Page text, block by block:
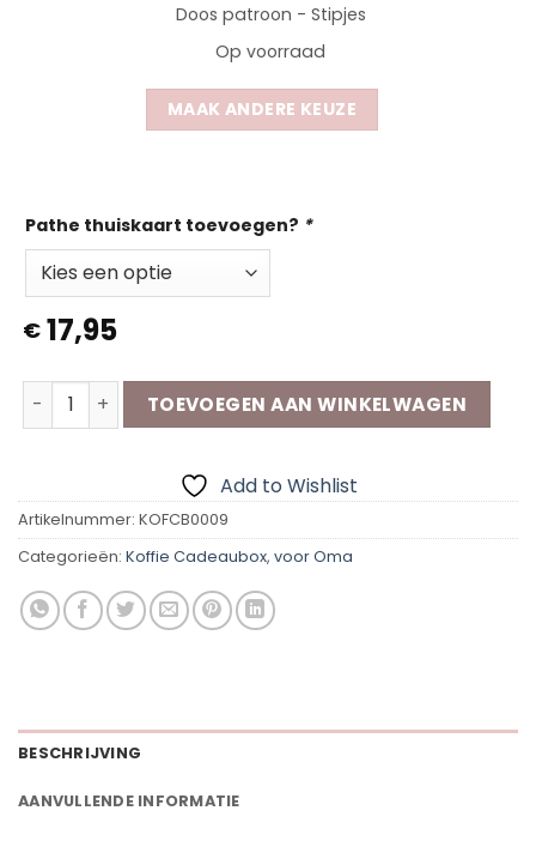
Doos patroon - Stipjes
Op voorraad
MAAK ANDERE KEUZE
Pathe thuiskaart toevoegen? *
€ 17,95
Koffie Cadeaubox | Oma aantal
TOEVOEGEN AAN WINKELWAGEN
Add to Wishlist
Artikelnummer: KOFCB0009
Categorieën: Koffie Cadeaubox, voor Oma
BESCHRIJVING
AANVULLENDE INFORMATIE